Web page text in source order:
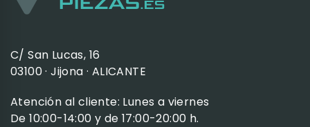
C/ San Lucas, 16
03100 · Jijona · ALICANTE
Atención al cliente: Lunes a viernes
De 10:00-14:00 y de 17:00-20:00 h.